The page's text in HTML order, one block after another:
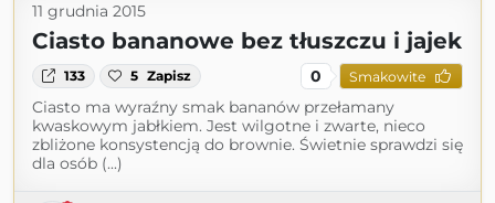
11 grudnia 2015
Ciasto bananowe bez tłuszczu i jajek
133 5 Zapisz 0 Smakowite
Ciasto ma wyraźny smak bananów przełamany
kwaskowym jabłkiem. Jest wilgotne i zwarte, nieco
zbliżone konsystencją do brownie. Świetnie sprawdzi się
dla osób (...)